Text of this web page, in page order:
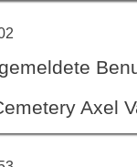
Axel